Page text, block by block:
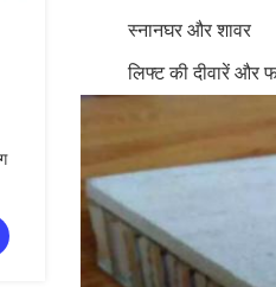
स्नानघर और शावर
लिफ्ट की दीवारें और